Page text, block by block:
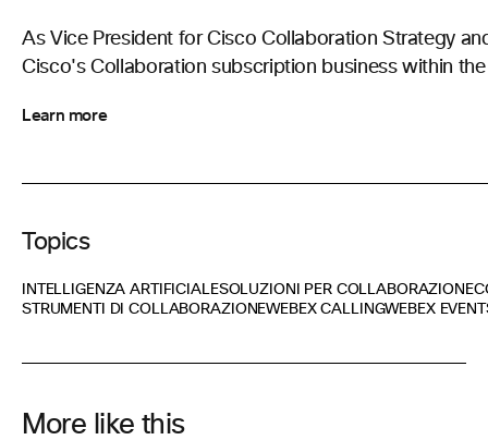
As Vice President for Cisco Collaboration Strategy
Cisco's Collaboration subscription business within
Learn more
Topics
INTELLIGENZA ARTIFICIALESOLUZIONI PER COLLABORAZIONE
STRUMENTI DI COLLABORAZIONEWEBEX CALLINGWEBEX
More like this